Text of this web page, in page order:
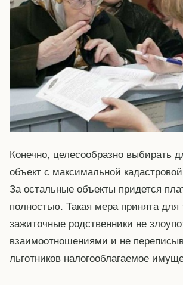
Конечно, целесообразно выбирать
объект с максимальной
За остальные объекты придется
полностью. Такая мера принята для
зажиточные родственники не
взаимоотношениями и не
льготников налогооблагаемое